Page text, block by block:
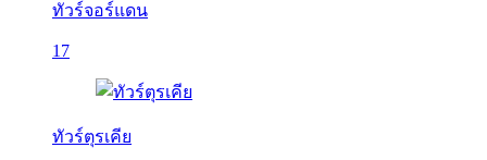
ทัวร์จอร์แดน
17
ทัวร์ตุรเคีย